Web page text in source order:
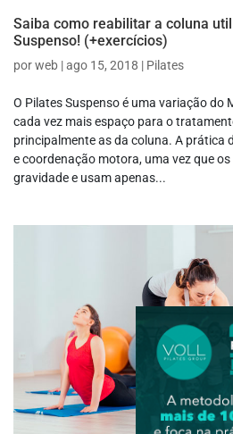
Saiba como reabilitar a coluna
Suspenso! (+exercícios)
porweb |ago 15, 2018 | Pilates
O Pilates Suspenso é uma variação do
cada vez mais espaço para o
principalmente as da coluna. A prática
e coordenação motora, uma vez que
gravidade e usam apenas...